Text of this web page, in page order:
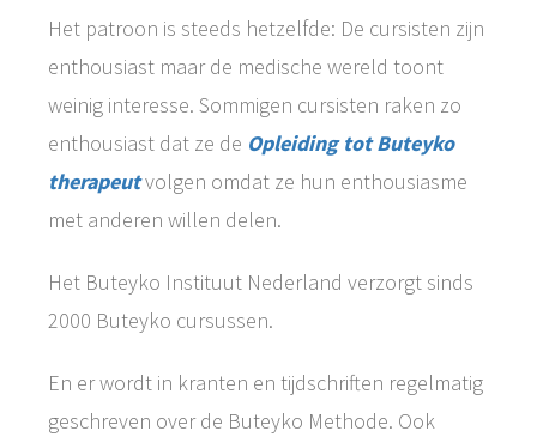
Het patroon is steeds hetzelfde: De cursisten zijn
enthousiast maar de medische wereld toont
weinig interesse. Sommigen cursisten raken zo
enthousiast dat ze de Opleiding tot Buteyko
therapeutvolgen omdat ze hun enthousiasme
met anderen willen delen.
Het Buteyko Instituut Nederland verzorgt sinds
2000 Buteyko cursussen.
En er wordt in kranten en tijdschriften regelmatig
geschreven over de Buteyko Methode. Ook